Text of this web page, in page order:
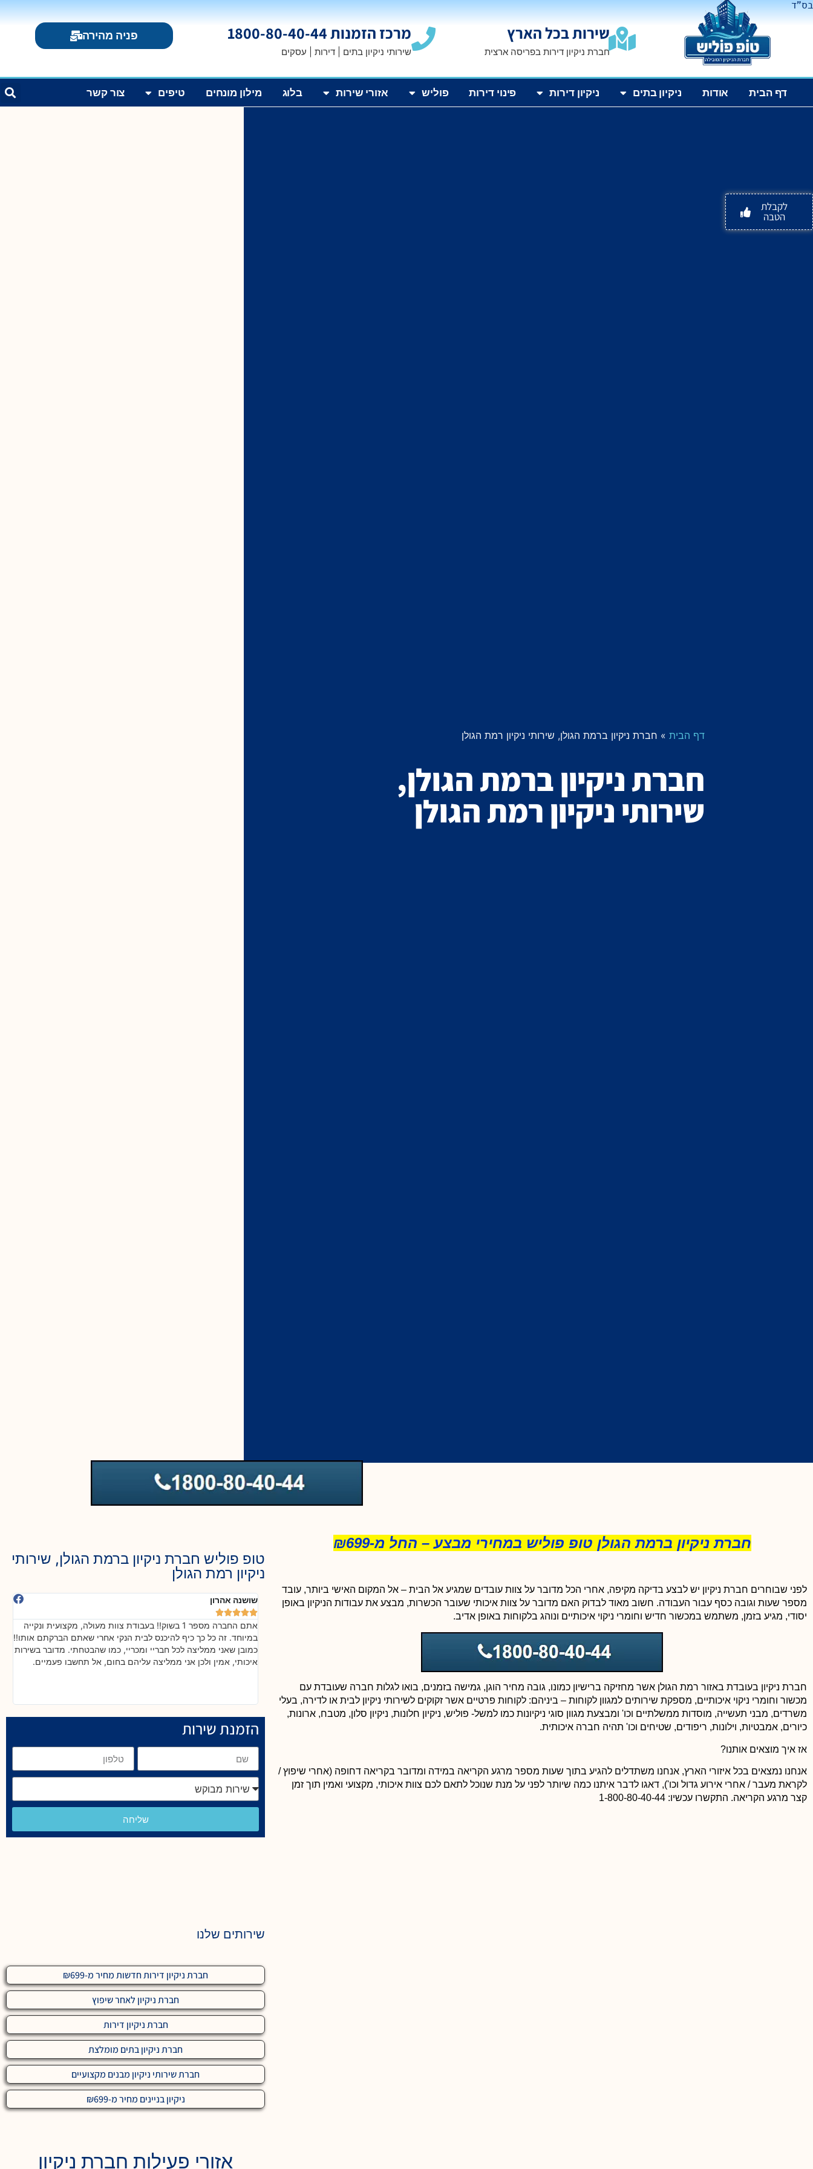
בס"ד
שירות בכל הארץ
חברת ניקיון דירות בפריסה ארצית
מרכז הזמנות 1800-80-40-44
שירותי ניקיון בתים | דירות | עסקים
פניה מהירה
דף הבית אודות ניקיון בתים ניקיון דירות פינוי דירות פוליש אזורי שירות בלוג מילון מונחים טיפים צור קשר
לקבלת
הטבה
דף הבית» חברת ניקיון ברמת הגולן, שירותי ניקיון רמת הגולן
חברת ניקיון ברמת הגולן,
שירותי ניקיון רמת הגולן
חברת ניקיון ברמת הגולן טופ פוליש במחירי מבצע – החל מ-₪699
לפני שבוחרים חברת ניקיון יש לבצע בדיקה מקיפה, אחרי הכל מדובר על צוות עובדים שמגיע אל הבית – אל המקום האישי ביותר, עובד
מספר שעות וגובה כסף עבור העבודה. חשוב מאוד לבדוק האם מדובר על צוות איכותי שעובר הכשרות, מבצע את עבודות הניקיון באופן
יסודי, מגיע בזמן, משתמש במכשור חדיש וחומרי ניקוי איכותיים ונוהג בלקוחות באופן אדיב.
חברת ניקיון בעובדת באזור רמת הגולן אשר מחזיקה ברישיון כמונו, גובה מחיר הוגן, גמישה בזמנים, בואו לגלות חברה שעובדת עם
מכשור וחומרי ניקוי איכותיים, מספקת שירותים למגוון לקוחות – ביניהם: לקוחות פרטיים אשר זקוקים לשירותי ניקיון לבית או לדירה, בעלי
משרדים, מבני תעשייה, מוסדות ממשלתיים וכו' ומבצעת מגוון סוגי ניקיונות כמו למשל- פוליש, ניקיון חלונות, ניקיון סלון, מטבח, ארונות,
כיורים, אמבטיות, וילונות, ריפודים, שטיחים וכו' תהיה חברה איכותית.
אז איך מוצאים אותנו?
אנחנו נמצאים בכל איזורי הארץ, אנחנו משתדלים להגיע בתוך שעות מספר מרגע הקריאה במידה ומדובר בקריאה דחופה (אחרי שיפוץ /
לקראת מעבר / אחרי אירוע גדול וכו'), דאגו לדבר איתנו כמה שיותר לפני על מנת שנוכל לתאם לכם צוות איכותי, מקצועי ואמין תוך זמן
קצר מרגע הקריאה. התקשרו עכשיו: 1-800-80-40-44
טופ פוליש חברת ניקיון ברמת הגולן, שירותי
ניקיון רמת הגולן
לימור ארביב





לזכור שחדרי מדרגות מוזנחים ולא מתוחזקים, מעידים על חוסר
אכפתיות של הדיירים למקום מגוריהם ואף יכול לגרום לכך הערך
הדירות ירד. חדרי מדרגות נקיים ובניין נקי מעיד על אווירה חמימה
וידידותית בין הדיירים ובנוסף נותן רושם מצוין כל מי שמגיע!!!
שושנה אהרון




אתם החברה מספר 1 בשוק!! בעבודת צוות מעולה, מקצועית ונקייה
במיוחד. זה כל כך כיף להיכנס לבית הנקי אחרי שאתם הברקתם אותו!!
כמובן שאני ממליצה לכל חבריי ומכריי, כמו שהבטחתי. מדובר בשירות
איכותי, אמין ולכן אני ממליצה עליהם בחום, אל תחשבו פעמיים.
אלה
הזמנת שירות
שליחה
שירותים שלנו
חברת ניקיון דירות חדשות מחיר מ-₪699
חברת ניקיון לאחר שיפוץ
חברת ניקיון דירות
חברת ניקיון בתים מומלצת
חברת שירותי ניקיון מבנים מקצועיים
ניקיון בניינים מחיר מ-₪699
אזורי פעילות חברת ניקיון